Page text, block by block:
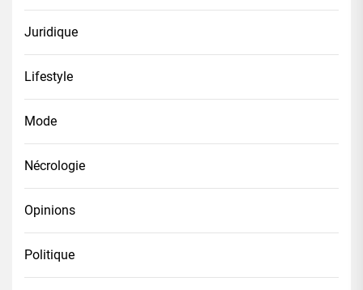
Juridique
Lifestyle
Mode
Nécrologie
Opinions
Politique